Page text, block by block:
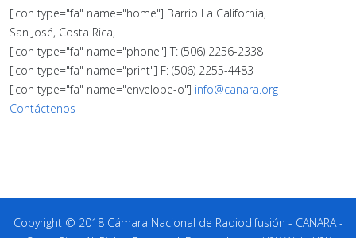
[icon type="fa" name="home"] Barrio La California,
San José, Costa Rica,
[icon type="fa" name="phone"] T: (506) 2256-2338
[icon type="fa" name="print"] F: (506) 2255-4483
[icon type="fa" name="envelope-o"] info@canara.org
Contáctenos
Copyright © 2018 Cámara Nacional de Radiodifusión - CANARA -